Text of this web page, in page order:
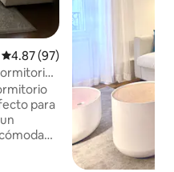
Calificación promedio: 4.87 de
4.87 (97)
para